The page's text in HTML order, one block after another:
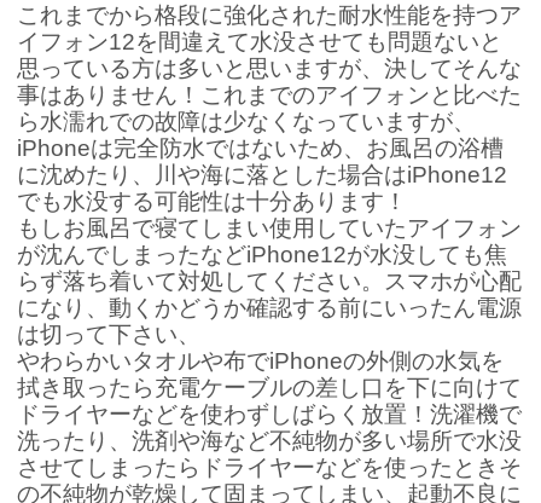
これまでから格段に強化された耐水性能を持つア
イフォン12を間違えて水没させても問題ないと
思っている方は多いと思いますが、決してそんな
事はありません！これまでのアイフォンと比べた
ら水濡れでの故障は少なくなっていますが、
iPhoneは完全防水ではないため、お風呂の浴槽
に沈めたり、川や海に落とした場合はiPhone12
でも水没する可能性は十分あります！
もしお風呂で寝てしまい使用していたアイフォン
が沈んでしまったなどiPhone12が水没しても焦
らず落ち着いて対処してください。スマホが心配
になり、動くかどうか確認する前にいったん電源
は切って下さい、
やわらかいタオルや布でiPhoneの外側の水気を
拭き取ったら充電ケーブルの差し口を下に向けて
ドライヤーなどを使わずしばらく放置！洗濯機で
洗ったり、洗剤や海など不純物が多い場所で水没
させてしまったらドライヤーなどを使ったときそ
の不純物が乾燥して固まってしまい、起動不良に